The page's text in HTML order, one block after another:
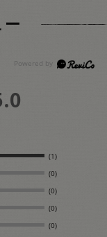
(1)
(0)
(0)
(0)
(0)